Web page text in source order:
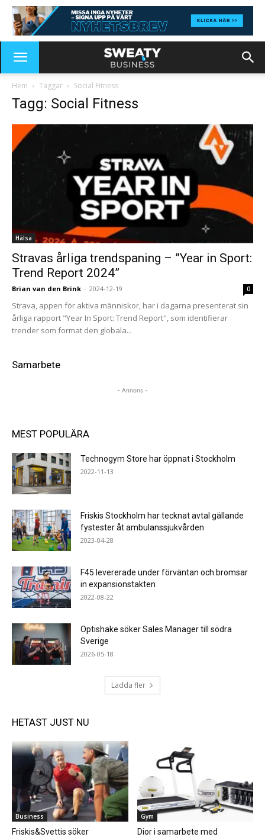
Hem Taggar Social Fitness
Tagg: Social Fitness
Hälsa
Stravas årliga trendspaning – ”Year in Sport:
Trend Report 2024”
Brian van den Brink - 2024-12-19 0
Strava, appen för aktiva människor, har i dagarna presenterat sin
årliga rapport "Year In Sport: Trend Report", som identifierar
trender som format den globala...
Samarbete
- Annons -
MEST POPULÄRA
Technogym Store har öppnat i Stockholm
2022-11-13
Friskis Stockholm har tecknat avtal gällande
fystester åt ambulanssjukvården
2023-04-28
F45 levererade under förväntan och bromsar
in expansionstakten
2022-08-22
Optishake söker Sales Manager till södra
Sverige
2026-05-18
Ladda fler
HETAST JUST NU
Business
Friskis&Svettis söker
Gym
Dior i samarbete med